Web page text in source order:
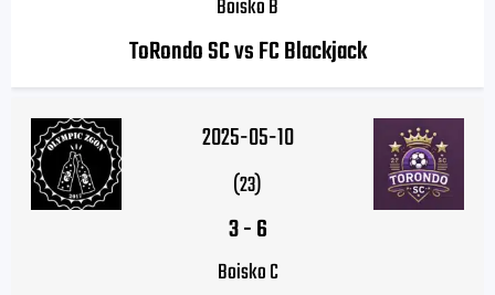
Boisko B
ToRondo SC vs FC Blackjack
2025-05-10
(23)
3-6
Boisko C